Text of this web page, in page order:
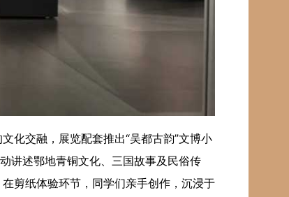
化交融，展览配套推出“吴都古韵”文博小
讲述鄂地青铜文化、三国故事及民俗传
剪纸体验环节，同学们亲手创作，沉浸于